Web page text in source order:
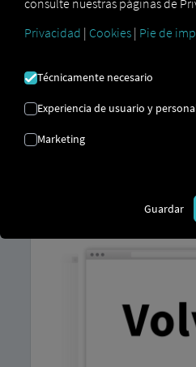
Integración de un
¿Tiene vehículosVolvo
RIOy visualice su
un vehículo compatible
conectar fácilmente sus
consulte nuestras páginas de
Privacidad | Cookies | Pie de
Técnicamente necesario
Experiencia de usuario y
Marketing
Guardar